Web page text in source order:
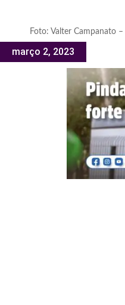
Foto: Valter Campanato –
março 2, 2023